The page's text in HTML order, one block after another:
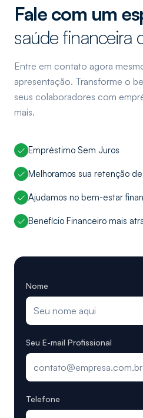
Fale com um
saúde financeira
Entre em contato agora
apresentação. Transforme o
seus colaboradores com
mais.
Empréstimo Sem Juros
Melhoramos sua retenção
Ajudamos no bem-estar
Benefício Financeiro mais
Nome
Seu E-mail Profissional
Telefone